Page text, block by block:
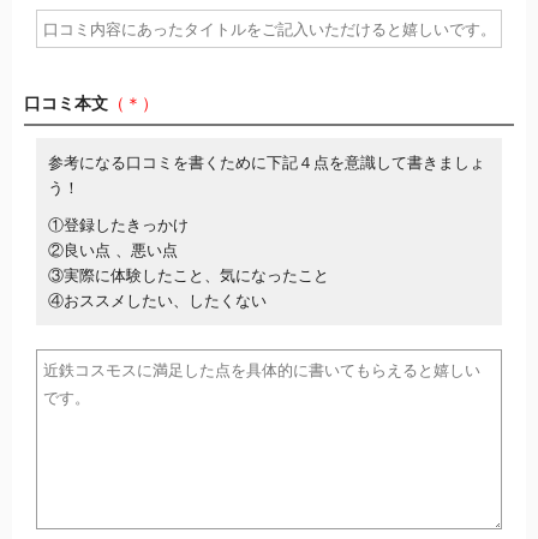
口コミ本文 （＊）
参考になる口コミを書くために下記４点を意識して書きましょ
う！
①登録したきっかけ
②良い点 、悪い点
③実際に体験したこと、気になったこと
④おススメしたい、したくない